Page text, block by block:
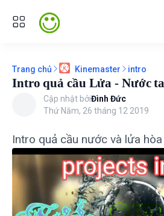
Trang chủ Kinemaster intro
Intro quả cầu Lửa - Nước
Cập nhật bởiĐình Đức
Thứ Năm, 26 tháng 12 2019
Intro quả cầu nước và lửa